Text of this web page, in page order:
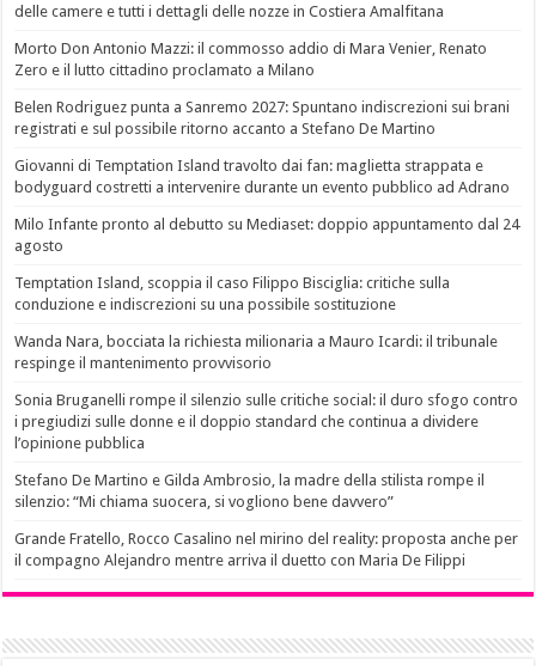
delle camere e tutti i dettagli delle nozze in Costiera Amalfitana
Morto Don Antonio Mazzi: il commosso addio di Mara Venier, Renato
Zero e il lutto cittadino proclamato a Milano
Belen Rodriguez punta a Sanremo 2027: Spuntano indiscrezioni sui brani
registrati e sul possibile ritorno accanto a Stefano De Martino
Giovanni di Temptation Island travolto dai fan: maglietta strappata e
bodyguard costretti a intervenire durante un evento pubblico ad Adrano
Milo Infante pronto al debutto su Mediaset: doppio appuntamento dal 24
agosto
Temptation Island, scoppia il caso Filippo Bisciglia: critiche sulla
conduzione e indiscrezioni su una possibile sostituzione
Wanda Nara, bocciata la richiesta milionaria a Mauro Icardi: il tribunale
respinge il mantenimento provvisorio
Sonia Bruganelli rompe il silenzio sulle critiche social: il duro sfogo contro
i pregiudizi sulle donne e il doppio standard che continua a dividere
l’opinione pubblica
Stefano De Martino e Gilda Ambrosio, la madre della stilista rompe il
silenzio: “Mi chiama suocera, si vogliono bene davvero”
Grande Fratello, Rocco Casalino nel mirino del reality: proposta anche per
il compagno Alejandro mentre arriva il duetto con Maria De Filippi